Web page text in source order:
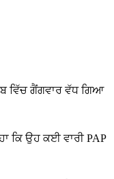
ਵਿੱਚ ਗੈਂਗਵਾਰ ਵੱਧ ਗਿਆ
ਕਿ ਉਹ ਕਈ ਵਾਰੀ PAP